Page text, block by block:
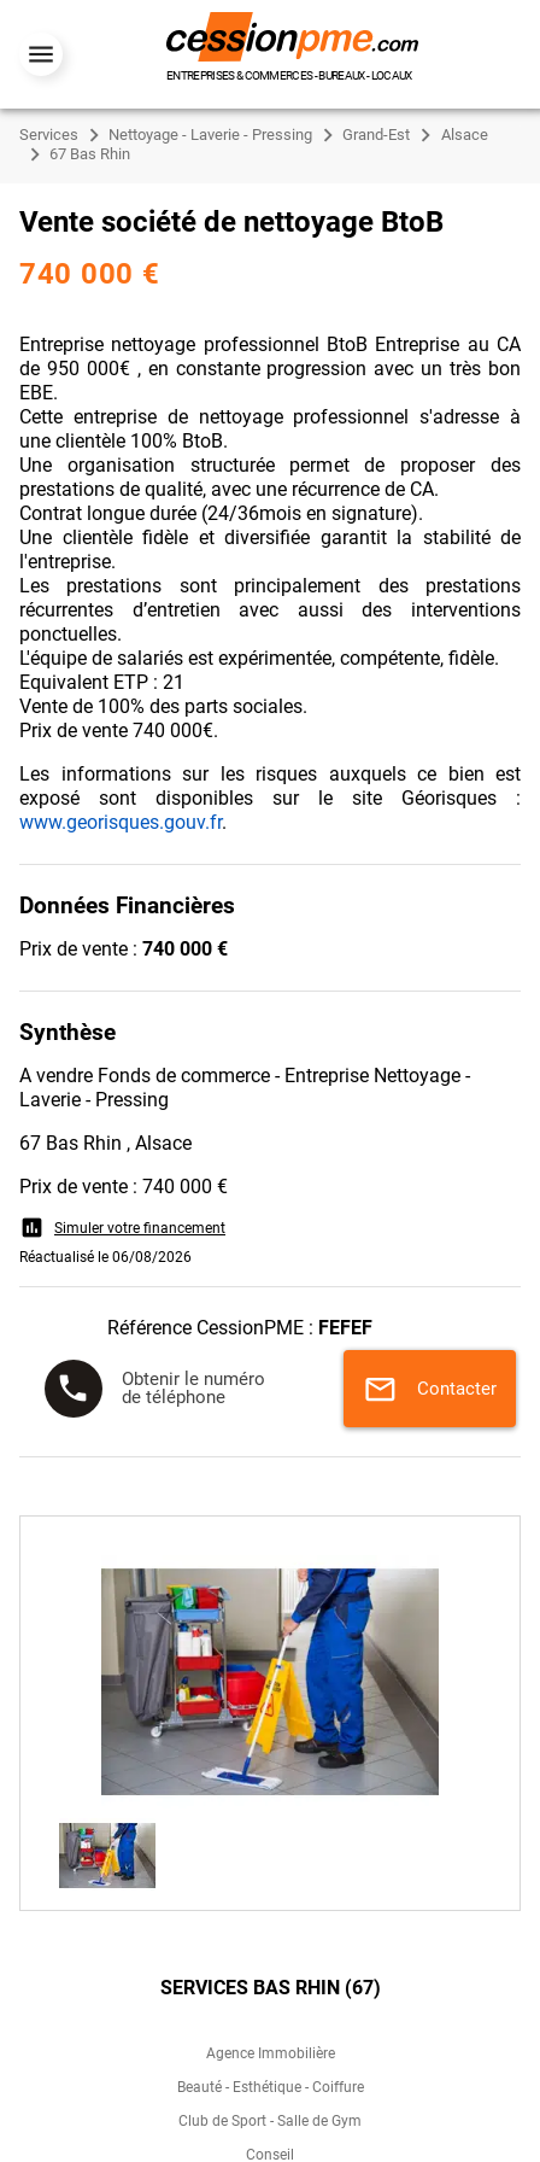
ENTREPRISES & COMMERCES - BUREAUX - LOCAUX
Services Nettoyage - Laverie - Pressing Grand-Est
Alsace
67 Bas Rhin
Vente société de nettoyage BtoB
740 000 €
Entreprise nettoyage professionnel BtoB Entreprise au CA
de 950 000€ , en constante progression avec un très bon
EBE.
Cette entreprise de nettoyage professionnel s'adresse à
une clientèle 100% BtoB.
Une organisation structurée permet de proposer des
prestations de qualité, avec une récurrence de CA.
Contrat longue durée (24/36mois en signature).
Une clientèle fidèle et diversifiée garantit la stabilité de
l'entreprise.
Les prestations sont principalement des prestations
récurrentes d’entretien avec aussi des interventions
ponctuelles.
L'équipe de salariés est expérimentée, compétente, fidèle.
Equivalent ETP : 21
Vente de 100% des parts sociales.
Prix de vente 740 000€.
Les informations sur les risques auxquels ce bien est
exposé sont disponibles sur le site Géorisques :
www.georisques.gouv.fr.
Données Financières
Prix de vente : 740 000 €
Synthèse
A vendre Fonds de commerce - Entreprise Nettoyage -
Laverie - Pressing
67 Bas Rhin , Alsace
Prix de vente : 740 000 €
assessment
Simuler votre financement
Réactualisé le 06/08/2026
Référence CessionPME : FEFEF
phone
Obtenir le numéro
de téléphone
mail Contacter
SERVICES BAS RHIN (67)
Agence Immobilière
Beauté - Esthétique - Coiffure
Club de Sport - Salle de Gym
Conseil